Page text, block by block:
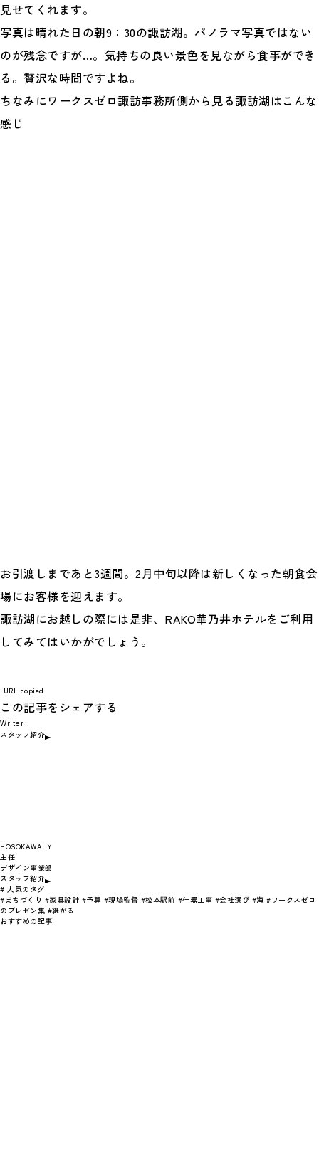
見せてくれます。
写真は晴れた日の朝9：30の諏訪湖。パノラマ写真ではない
のが残念ですが…。気持ちの良い景色を見ながら食事ができ
る。贅沢な時間ですよね。
ちなみにワークスゼロ諏訪事務所側から見る諏訪湖はこんな
感じ
お引渡しまであと3週間。2月中旬以降は新しくなった朝食会
場にお客様を迎えます。
諏訪湖にお越しの際には是非、RAKO華乃井ホテルをご利用
してみてはいかがでしょう。
URL copied
この記事をシェアする
Writer
スタッフ紹介
HOSOKAWA. Y
主任
デザイン事業部
スタッフ紹介
# 人気のタグ
#まちづくり #家具設計 #予算 #現場監督 #松本駅前 #什器工事 #会社選び #海 #ワークスゼロ
のプレゼン集 #継がる
おすすめの記事